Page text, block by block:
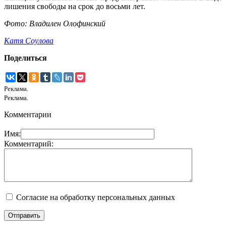
лишения свободы на срок до восьми лет.
Фото: Владилен Олофинский
Катя Соулова
Поделиться
Реклама.
Реклама.
Комментарии
Имя:
Комментарий:
Согласие на обработку персональных данных